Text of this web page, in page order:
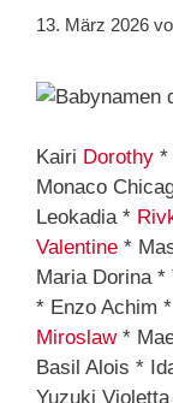
13. März 2026
Kairi Dorothy *
Monaco
Leokadia *
Valentine *
Maria Dorina *
* Enzo Achim
Miroslaw*
Basil Alois *
Yuzuki